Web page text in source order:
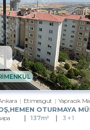
Etimesgut Yapracık Mah.
137m² 3 + 1